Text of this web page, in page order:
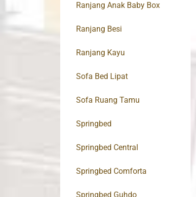
Ranjang Anak Baby Box
Ranjang Besi
Ranjang Kayu
Sofa Bed Lipat
Sofa Ruang Tamu
Springbed
Springbed Central
Springbed Comforta
Springbed Guhdo